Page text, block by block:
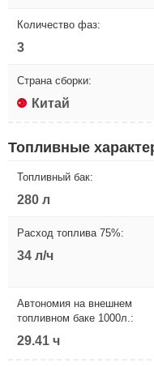
Количество фаз:
3
Страна сборки:
Китай
Топливные
Топливный бак:
280 л
Расход топлива 75%:
34 л/ч
Автономия на внешнем
топливном баке 1000л.:
29.41 ч